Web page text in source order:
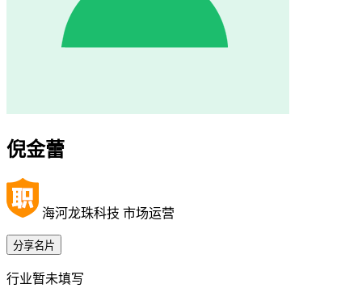
倪金蕾
海河龙珠科技 市场运营
分享名片
行业暂未填写